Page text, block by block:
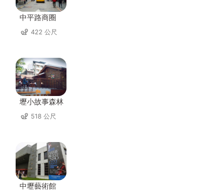
中平路商圈
422 公尺
壢小故事森林
518 公尺
中壢藝術館